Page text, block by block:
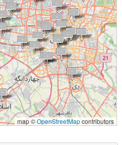
map ©OpenStreetMapcontributors